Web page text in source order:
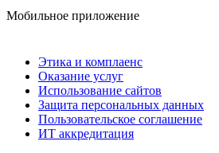
Мобильное приложение
Этика и комплаенс
Оказание услуг
Использование сайтов
Защита персональных данных
Пользовательское соглашение
ИТ аккредитация